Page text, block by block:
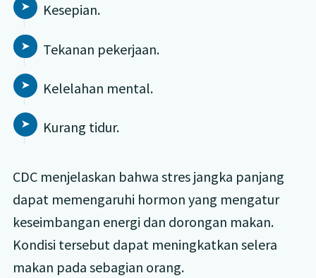
Kesepian.
Tekanan pekerjaan.
Kelelahan mental.
Kurang tidur.
CDC menjelaskan bahwa stres jangka panjang
dapat memengaruhi hormon yang mengatur
keseimbangan energi dan dorongan makan.
Kondisi tersebut dapat meningkatkan selera
makan pada sebagian orang.